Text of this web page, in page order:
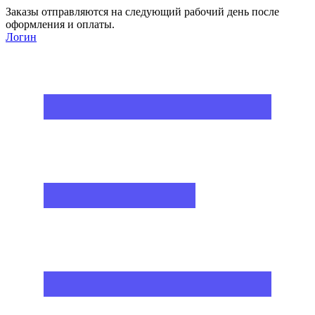
Заказы отправляются на следующий рабочий день после
оформления и оплаты.
Логин